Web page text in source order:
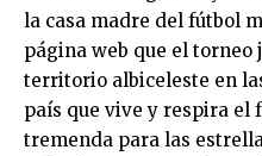
la casa madre del fútbol
página web que el torneo
territorio albiceleste en
país que vive y respira el
tremenda para las